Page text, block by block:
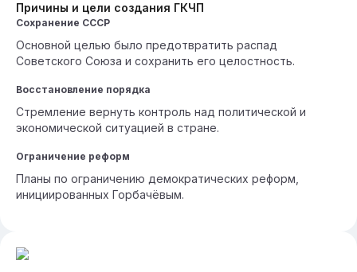
Причины и цели создания ГКЧП
Сохранение СССР
Основной целью было предотвратить распад
Советского Союза и сохранить его целостность.
Восстановление порядка
Стремление вернуть контроль над политической и
экономической ситуацией в стране.
Ограничение реформ
Планы по ограничению демократических реформ,
инициированных Горбачёвым.